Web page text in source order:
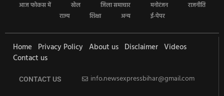
आज फोकस में खेल जिला समाचार मनोरंजन
राजनीति
राज्य
शिक्षा अन्य ई-पेपर
Home Privacy Policy About us Disclaimer Videos
Contact us
CONTACT US info.newsexpressbihar@gmail.com